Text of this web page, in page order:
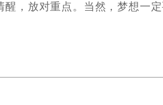
醒，放对重点。当然，梦想一